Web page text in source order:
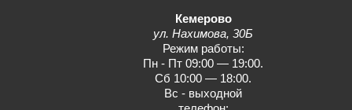
Кемерово
ул. Нахимова, 30Б
Режим работы:
Пн - Пт 09:00 — 19:00.
Сб 10:00 — 18:00.
Вс - выходной